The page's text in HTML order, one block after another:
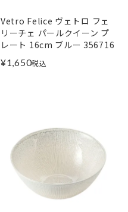
Vetro Felice ヴェトロ フェ
リーチェ パールクイーン プ
レート 16cm ブルー 356716
¥1,650税込